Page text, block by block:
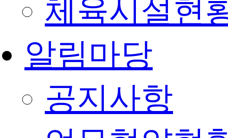
체육시설현
알림마당
공지사항